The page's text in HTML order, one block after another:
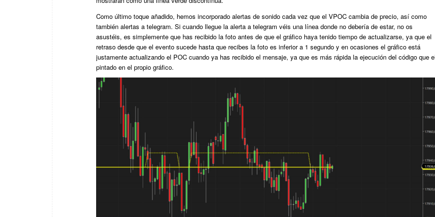
Como último toque añadido, hemos incorporado alertas de sonido cada vez que el VPOC cambia de precio, así como
también alertas a telegram. Si cuando llegue la alerta a telegram véis una línea donde no debería de estar, no os
asustéis, es simplemente que has recibido la foto antes de que el gráfico haya tenido tiempo de actualizarse, ya que el
retraso desde que el evento sucede hasta que recibes la foto es inferior a 1 segundo y en ocasiones el gráfico está
justamente actualizando el POC cuando ya has recibido el mensaje, ya que es más rápida la ejecución del código que
pintado en el propio gráfico.